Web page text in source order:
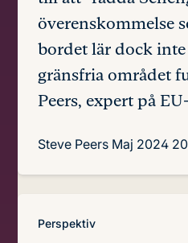
överenskommelse
bordet lär dock inte
gränsfria området
Peers, expert på
Steve Peers Maj 2024
Perspektiv